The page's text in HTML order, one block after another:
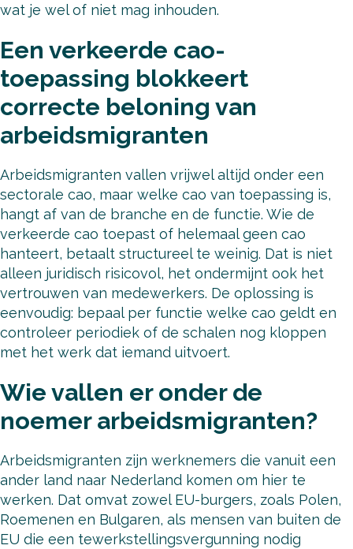
wat je wel of niet mag inhouden.
Een verkeerde cao-
toepassing blokkeert
correcte beloning van
arbeidsmigranten
Arbeidsmigranten vallen vrijwel altijd onder een
sectorale cao, maar welke cao van toepassing is,
hangt af van de branche en de functie. Wie de
verkeerde cao toepast of helemaal geen cao
hanteert, betaalt structureel te weinig. Dat is niet
alleen juridisch risicovol, het ondermijnt ook het
vertrouwen van medewerkers. De oplossing is
eenvoudig: bepaal per functie welke cao geldt en
controleer periodiek of de schalen nog kloppen
met het werk dat iemand uitvoert.
Wie vallen er onder de
noemer arbeidsmigranten?
Arbeidsmigranten zijn werknemers die vanuit een
ander land naar Nederland komen om hier te
werken. Dat omvat zowel EU-burgers, zoals Polen,
Roemenen en Bulgaren, als mensen van buiten de
EU die een tewerkstellingsvergunning nodig